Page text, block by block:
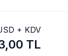
TL
+ KDV